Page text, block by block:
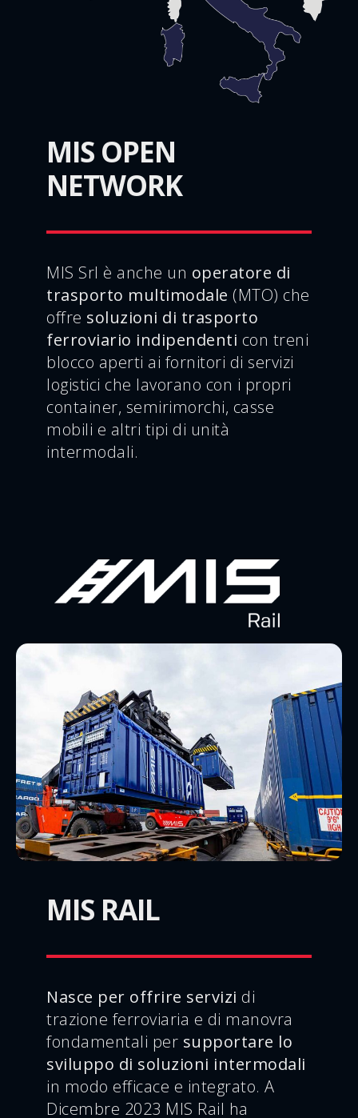
MIS OPEN
NETWORK
MIS Srl è anche un operatore di
trasporto multimodale (MTO) che
offre soluzioni di trasporto
ferroviario indipendenti con treni
blocco aperti ai fornitori di servizi
logistici che lavorano con i propri
container, semirimorchi, casse
mobili e altri tipi di unità
intermodali.
MIS RAIL
Nasce per offrire servizi di
trazione ferroviaria e di manovra
fondamentali per supportare lo
sviluppo di soluzioni intermodali
in modo efficace e integrato. A
Dicembre 2023 MIS Rail ha